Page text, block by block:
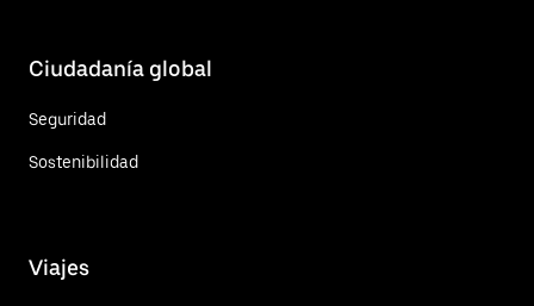
Ciudadanía global
Seguridad
Sostenibilidad
Viajes